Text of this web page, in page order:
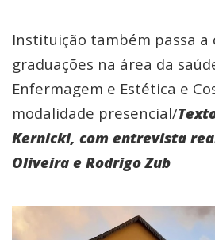
Instituição também passa
graduações na área da
Enfermagem e Estética e
modalidade presencial/
Kernicki, com entrevista
Oliveira e Rodrigo Zub